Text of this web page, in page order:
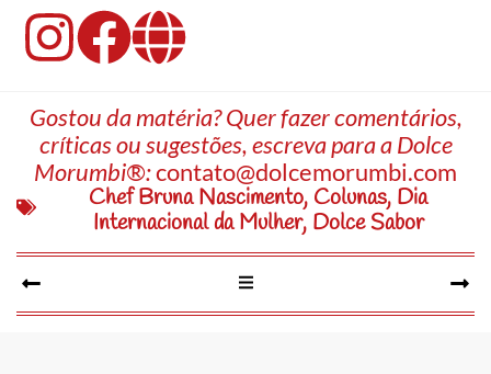
Gostou da matéria? Quer fazer comentários,
críticas ou sugestões, escreva para a Dolce
Morumbi®:contato@dolcemorumbi.com
Chef Bruna Nascimento, Colunas, Dia
Internacional da Mulher, Dolce Sabor